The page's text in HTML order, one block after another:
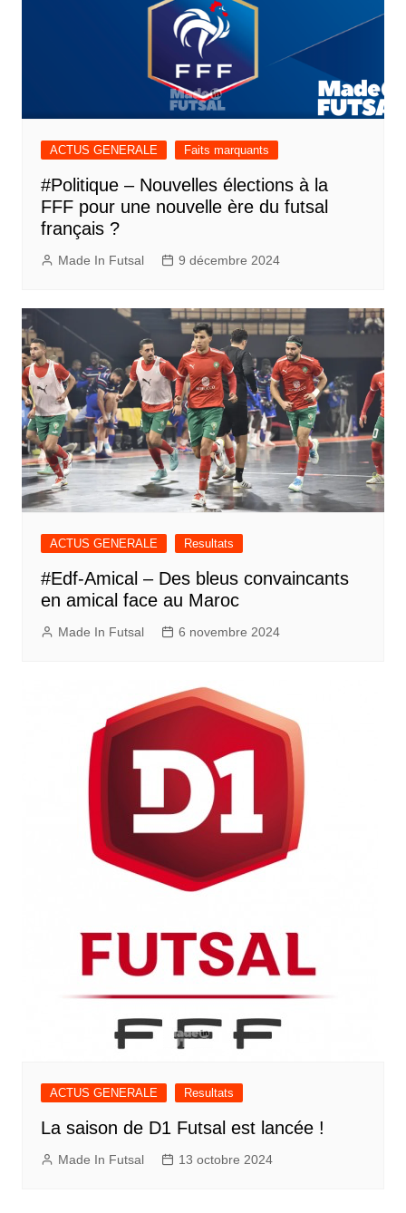
ACTUS GENERALE Faits marquants
#Politique – Nouvelles élections à la
FFF pour une nouvelle ère du futsal
français ?
Made In Futsal 9 décembre 2024
ACTUS GENERALE Resultats
#Edf-Amical – Des bleus convaincants
en amical face au Maroc
Made In Futsal 6 novembre 2024
ACTUS GENERALE Resultats
La saison de D1 Futsal est lancée !
Made In Futsal 13 octobre 2024